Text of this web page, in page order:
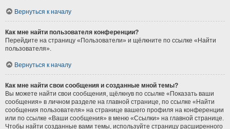
Вернуться к началу
Как мне найти пользователя конференции?
Перейдите на страницу «Пользователи» и щёлкните по ссылке «Найти
пользователя».
Вернуться к началу
Как мне найти свои сообщения и созданные мной темы?
Вы можете найти свои сообщения, щёлкнув по ссылке «Показать ваши
сообщения» в личном разделе на главной странице, по ссылке «Найти
сообщения пользователя» на странице вашего профиля на конференции
или по ссылке «Ваши сообщения» в меню «Ссылки» на главной странице.
Чтобы найти созданные вами темы, используйте страницу расширенного